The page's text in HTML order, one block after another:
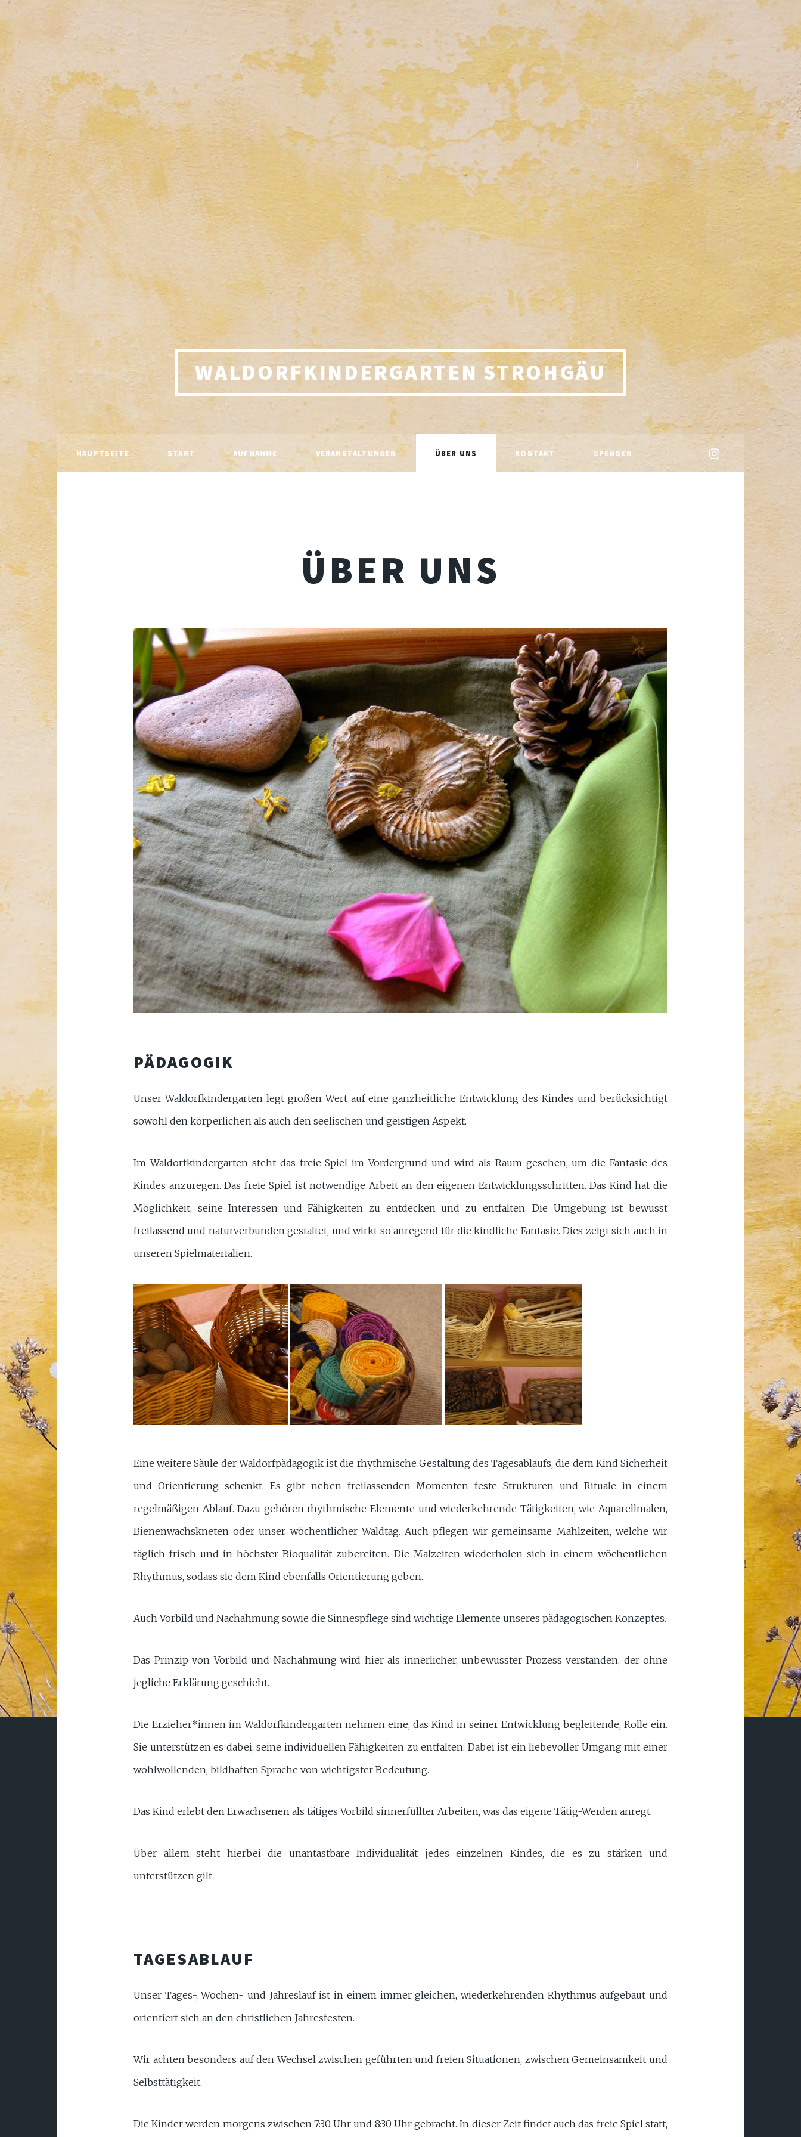
WALDORFKINDERGARTEN STROHGÄU
HAUPTSEITE START AUFNAHME VERANSTALTUNGEN ÜBER UNS KONTAKT SPENDEN
ÜBER UNS
PÄDAGOGIK
Unser Waldorfkindergarten legt großen Wert auf eine ganzheitliche Entwicklung des Kindes und berücksichtigt
sowohl den körperlichen als auch den seelischen und geistigen Aspekt.
Im Waldorfkindergarten steht das freie Spiel im Vordergrund und wird als Raum gesehen, um die Fantasie des
Kindes anzuregen. Das freie Spiel ist notwendige Arbeit an den eigenen Entwicklungsschritten. Das Kind hat die
Möglichkeit, seine Interessen und Fähigkeiten zu entdecken und zu entfalten. Die Umgebung ist bewusst
freilassend und naturverbunden gestaltet, und wirkt so anregend für die kindliche Fantasie. Dies zeigt sich auch in
unseren Spielmaterialien.
Eine weitere Säule der Waldorfpädagogik ist die rhythmische Gestaltung des Tagesablaufs, die dem Kind Sicherheit
und Orientierung schenkt. Es gibt neben freilassenden Momenten feste Strukturen und Rituale in einem
regelmäßigen Ablauf. Dazu gehören rhythmische Elemente und wiederkehrende Tätigkeiten, wie Aquarellmalen,
Bienenwachskneten oder unser wöchentlicher Waldtag. Auch pflegen wir gemeinsame Mahlzeiten, welche wir
täglich frisch und in höchster Bioqualität zubereiten. Die Malzeiten wiederholen sich in einem wöchentlichen
Rhythmus, sodass sie dem Kind ebenfalls Orientierung geben.
Auch Vorbild und Nachahmung sowie die Sinnespflege sind wichtige Elemente unseres pädagogischen Konzeptes.
Das Prinzip von Vorbild und Nachahmung wird hier als innerlicher, unbewusster Prozess verstanden, der ohne
jegliche Erklärung geschieht.
Die Erzieher*innen im Waldorfkindergarten nehmen eine, das Kind in seiner Entwicklung begleitende, Rolle ein.
Sie unterstützen es dabei, seine individuellen Fähigkeiten zu entfalten. Dabei ist ein liebevoller Umgang mit einer
wohlwollenden, bildhaften Sprache von wichtigster Bedeutung.
Das Kind erlebt den Erwachsenen als tätiges Vorbild sinnerfüllter Arbeiten, was das eigene Tätig-Werden anregt.
Über allem steht hierbei die unantastbare Individualität jedes einzelnen Kindes, die es zu stärken und
unterstützen gilt.
TAGESABLAUF
Unser Tages-, Wochen- und Jahreslauf ist in einem immer gleichen, wiederkehrenden Rhythmus aufgebaut und
orientiert sich an den christlichen Jahresfesten.
Wir achten besonders auf den Wechsel zwischen geführten und freien Situationen, zwischen Gemeinsamkeit und
Selbsttätigkeit.
Die Kinder werden morgens zwischen 7:30 Uhr und 8:30 Uhr gebracht. In dieser Zeit findet auch das freie Spiel statt,